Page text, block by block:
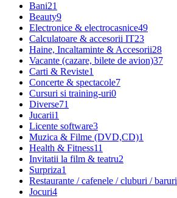
Bani21
Beauty9
Electronice & electrocasnice49
Calculatoare & accesorii IT23
Haine, Incaltaminte & Accesorii28
Vacante (cazare, bilete de avion)37
Carti & Reviste1
Concerte & spectacole7
Cursuri si training-uri0
Diverse71
Jucarii1
Licente software3
Muzica & Filme (DVD,CD)1
Health & Fitness11
Invitatii la film & teatru2
Surpriza1
Restaurante / cafenele / cluburi / baruri
Jocuri4